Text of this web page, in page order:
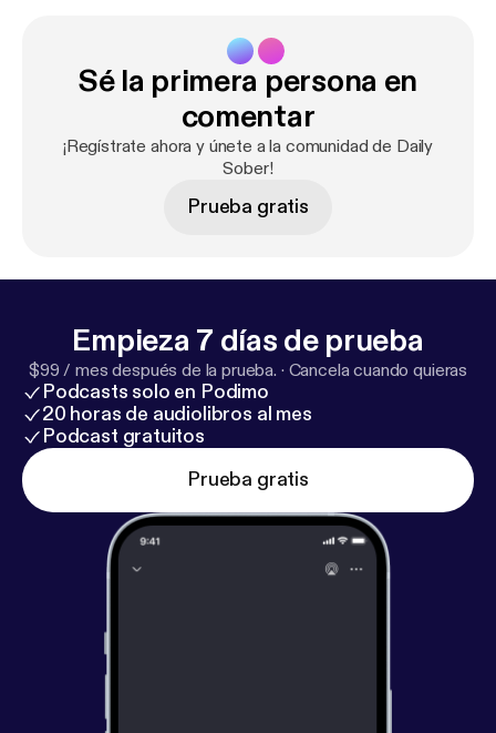
Sé la primera persona en
comentar
¡Regístrate ahora y únete a la comunidad de Daily
Sober!
Prueba gratis
Empieza 7 días de prueba
$99 / mes después de la prueba. · Cancela cuando quieras
Podcasts solo en Podimo
20 horas de audiolibros al mes
Podcast gratuitos
Prueba gratis